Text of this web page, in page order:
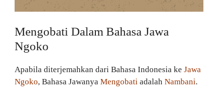
Mengobati Dalam Bahasa Jawa
Ngoko
Apabila diterjemahkan dari Bahasa Indonesia ke Jawa
Ngoko, Bahasa Jawanya Mengobati adalah Nambani.